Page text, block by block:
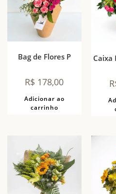
Bag de Flores P
R$ 178,00
Adicionar ao
carrinho
Caixa